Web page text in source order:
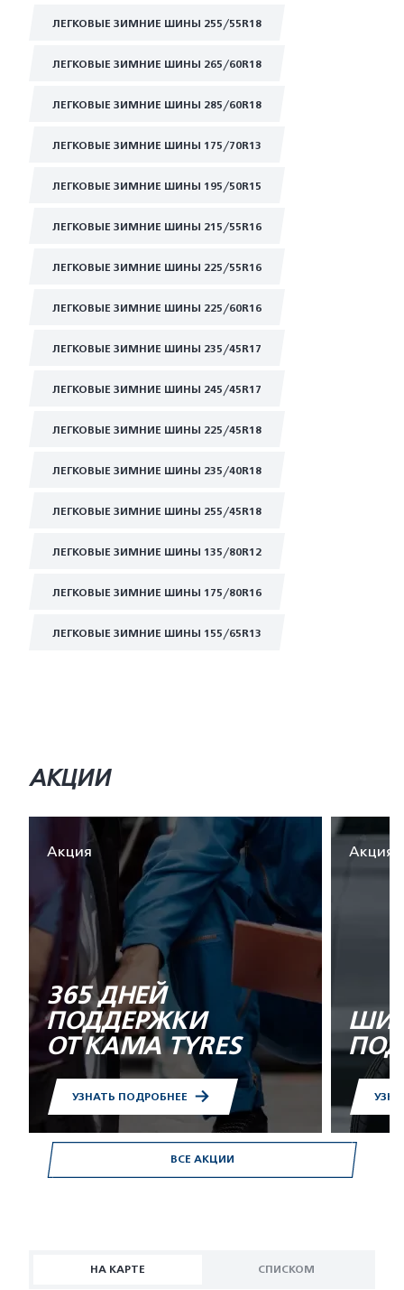
ЛЕГКОВЫЕ ЗИМНИЕ ШИНЫ 255/55R18
ЛЕГКОВЫЕ ЗИМНИЕ ШИНЫ 265/60R18
ЛЕГКОВЫЕ ЗИМНИЕ ШИНЫ 285/60R18
ЛЕГКОВЫЕ ЗИМНИЕ ШИНЫ 175/70R13
ЛЕГКОВЫЕ ЗИМНИЕ ШИНЫ 195/50R15
ЛЕГКОВЫЕ ЗИМНИЕ ШИНЫ 215/55R16
ЛЕГКОВЫЕ ЗИМНИЕ ШИНЫ 225/55R16
ЛЕГКОВЫЕ ЗИМНИЕ ШИНЫ 225/60R16
ЛЕГКОВЫЕ ЗИМНИЕ ШИНЫ 235/45R17
ЛЕГКОВЫЕ ЗИМНИЕ ШИНЫ 245/45R17
ЛЕГКОВЫЕ ЗИМНИЕ ШИНЫ 225/45R18
ЛЕГКОВЫЕ ЗИМНИЕ ШИНЫ 235/40R18
ЛЕГКОВЫЕ ЗИМНИЕ ШИНЫ 255/45R18
ЛЕГКОВЫЕ ЗИМНИЕ ШИНЫ 135/80R12
ЛЕГКОВЫЕ ЗИМНИЕ ШИНЫ 175/80R16
ЛЕГКОВЫЕ ЗИМНИЕ ШИНЫ 155/65R13
ВСЕ АКЦИИ
АКЦИИ
Акция
365 ДНЕЙ
ПОДДЕРЖКИ
ОТ KAMA TYRES
УЗНАТЬ ПОДРОБНЕЕ
Акция
НА КАРТЕ СПИСКОМ